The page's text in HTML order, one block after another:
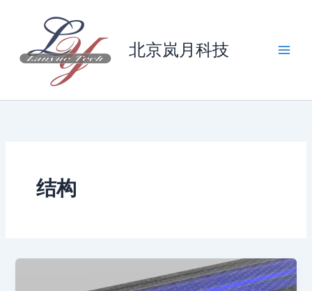
北京岚月科技
结构